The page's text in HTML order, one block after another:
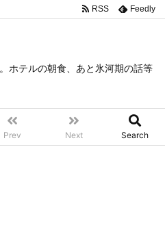
ホテルの朝食、あと氷河期の話等
Prev Next Search
RSS Feedly